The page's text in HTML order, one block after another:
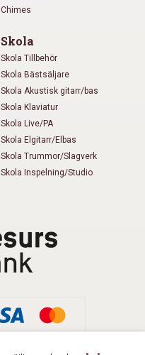
Chimes
Skola
Skola Tillbehör
Skola Bästsäljare
Skola Akustisk gitarr/bas
Skola Klaviatur
Skola Live/PA
Skola Elgitarr/Elbas
Skola Trummor/Slagverk
Skola Inspelning/Studio